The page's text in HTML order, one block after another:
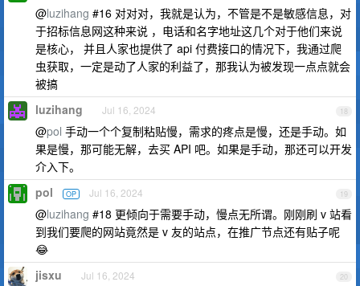
@luzihang #16 对对对，我就是认为，不管是不是敏感信息，对
于招标信息网这种来说 ，电话和名字地址这几个对于他们来说
是核心， 并且人家也提供了 api 付费接口的情况下，我通过爬
虫获取，一定是动了人家的利益了，那我认为被发现一点点就会
被搞
18
luzihang Jul 16, 2024
@pol 手动一个个复制粘贴慢，需求的疼点是慢，还是手动。如
果是慢，那可能无解，去买 API 吧。如果是手动，那还可以开发
介入下。
19
pol OP Jul 16, 2024
@luzihang #18 更倾向于需要手动，慢点无所谓。刚刚刷 v 站看
到我们要爬的网站竟然是 v 友的站点，在推广节点还有贴子呢
😂
20
jisxu Jul 16, 2024